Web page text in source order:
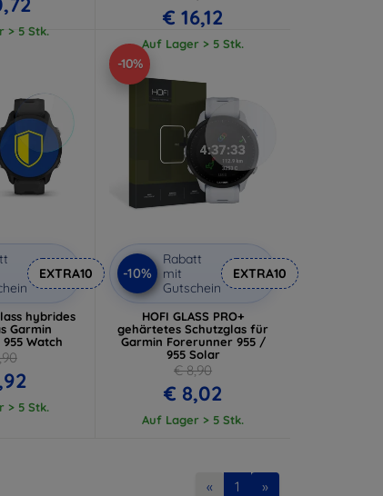
> 5 Stk.
€ 16,12
Auf Lager > 5 Stk.
EXTRA10
hybrides
Garmin
Watch
> 5 Stk.
-10%
-10%
Rabatt
mit
Gutschein
EXTRA10
HOFI GLASS PRO+
gehärtetes Schutzglas für
Garmin Forerunner 955 /
955 Solar
€ 8,90
€ 8,02
Auf Lager > 5 Stk.
« 1 »